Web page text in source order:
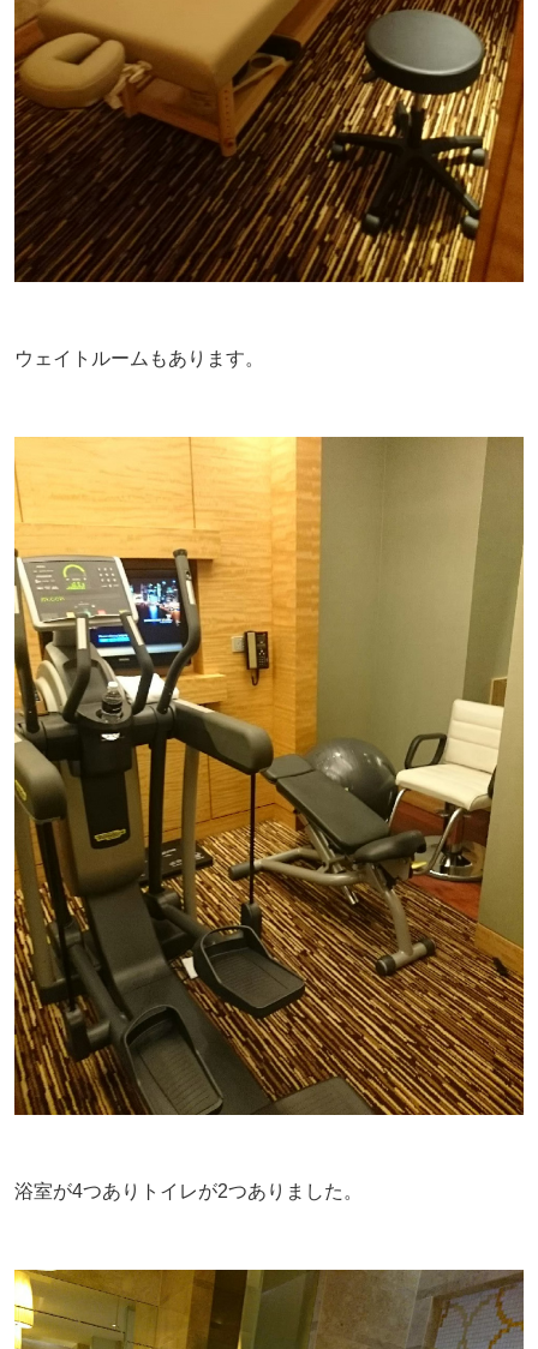
ウェイトルームもあります。
浴室が4つありトイレが2つありました。